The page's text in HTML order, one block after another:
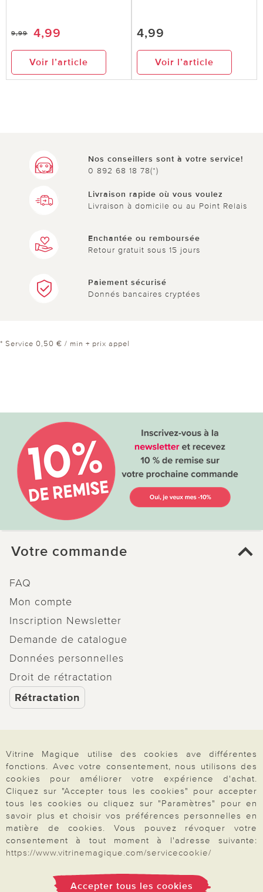
9,99 4,99
Voir l’article
4,99
Voir l’article
Nos conseillers sont à votre service!
0 892 68 18 78(*)
Livraison rapide où vous voulez
Livraison à domicile ou au Point Relais
Enchantée ou remboursée
Retour gratuit sous 15 jours
Paiement sécurisé
Donnés bancaires cryptées
* Service 0,50 € / min + prix appel
Votre commande
FAQ
Mon compte
Inscription Newsletter
Demande de catalogue
Données personnelles
Droit de rétractation
Rétractation
Paiement & Livraison
À propos de nous
Besoin d'aide?
Mentions légales |CGV|Données & liberté|Vie privée & cookies
Vitrine Magique utilise des cookies ave différentes
fonctions. Avec votre consentement, nous utilisons des
cookies pour améliorer votre expérience d'achat.
Cliquez sur "Accepter tous les cookies" pour accepter
tous les cookies ou cliquez sur "Paramètres" pour en
savoir plus et choisir vos préférences personnelles en
matière de cookies. Vous pouvez révoquer votre
consentement à tout moment à l'adresse suivante:
https://www.vitrinemagique.com/servicecookie/
Accepter tous les cookies